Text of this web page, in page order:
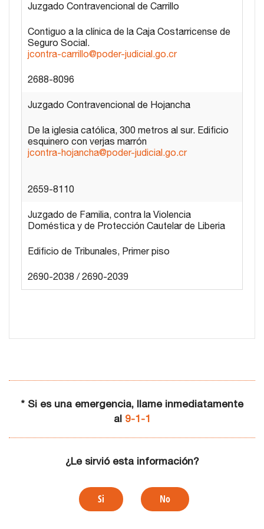
Juzgado Contravencional de Carrillo
Contiguo a la clínica de la Caja Costarricense de
Seguro Social.
jcontra-carrillo@poder-judicial.go.cr
2688-8096
Juzgado Contravencional de Hojancha
De la iglesia católica, 300 metros al sur. Edificio
esquinero con verjas marrón
jcontra-hojancha@poder-judicial.go.cr
2659-8110
Juzgado de Familia, contra la Violencia
Doméstica y de Protección Cautelar de Liberia
Edificio de Tribunales, Primer piso
2690-2038 / 2690-2039
* Si es una emergencia, llame inmediatamente
al 9-1-1
¿Le sirvió esta información?
Si No